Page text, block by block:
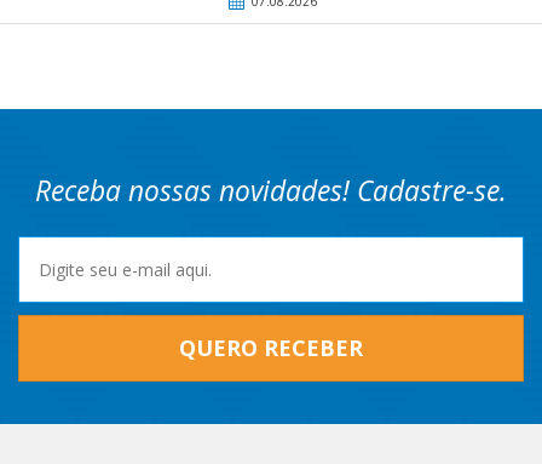
Receba nossas novidades! Cadastre-se.
QUERO RECEBER